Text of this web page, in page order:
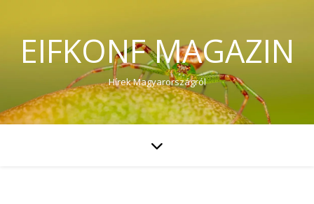
EIFKONF MAGAZIN
Hírek Magyarországról